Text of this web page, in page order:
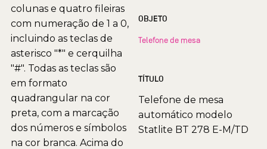
colunas e quatro fileiras
com numeração de 1 a 0,
incluindo as teclas de
asterisco "*" e cerquilha
"#". Todas as teclas são
em formato
quadrangular na cor
preta, com a marcação
dos números e símbolos
na cor branca. Acima do
OBJETO
Telefone de mesa
TÍTULO
Telefone de mesa
automático modelo
Statlite BT 278 E-M/TD